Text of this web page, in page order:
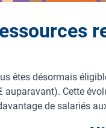
êtes désormais
auparavant). Cette
de salariés